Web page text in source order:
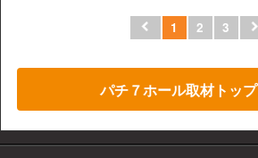
1 2 3
パチ７ホール取材トッ